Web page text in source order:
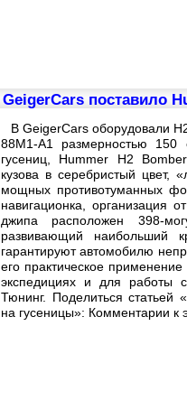
GeigerCars поставило
В GeigerCars оборудовали
88M1-A1 размерностью
гусениц, Hummer H2
кузова в серебристый цвет,
мощных противотуманных
навигационка,
джипа расположен 398-
развивающий
гарантируют автомобилю
его практическое
экспедициях и для работы
Тюнинг. Поделиться статьей
на гусеницы»: Комментарии к